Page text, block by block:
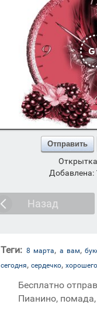
Отправить
Добавлена:
Назад
Теги: 8 марта, а вам,
сегодня,сердечко,
Бесплатно
Пианино,